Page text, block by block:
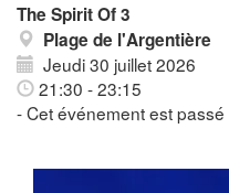
The Spirit Of 3
Plage de l'Argentière
Jeudi 30 juillet 2026
21:30 - 23:15
- Cet événement est passé